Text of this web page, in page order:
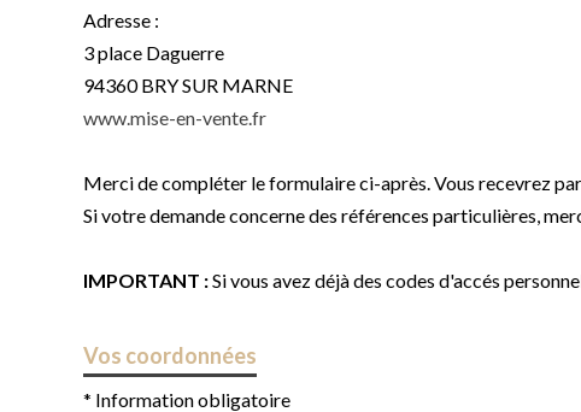
Adresse :
3 place Daguerre
94360 BRY SUR MARNE
www.mise-en-vente.fr
Merci de compléter le formulaire ci-après. Vous recevrez
Si votre demande concerne des références particulières,
IMPORTANT :Si vous avez déjà des codes d'accés
Vos coordonnées
* Information obligatoire